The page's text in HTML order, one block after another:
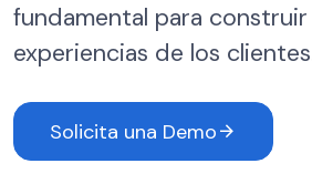
fundamental para
experiencias de los
Solicita una Demo